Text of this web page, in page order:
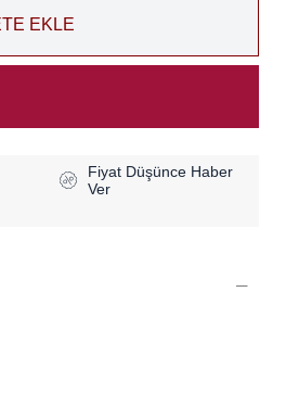
Fiyat Düşünce Haber
Ver